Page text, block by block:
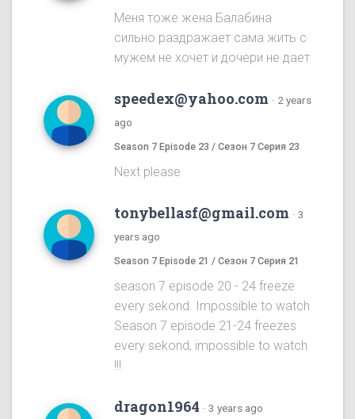
Меня тоже жена Балабина
сильно раздражает сама жить с
мужем не хочет и дочери не дает
speedex@yahoo.com · 2 years
ago
Season 7 Episode 23 / Сезон 7 Серия 23
Next please
tonybellasf@gmail.com · 3
years ago
Season 7 Episode 21 / Сезон 7 Серия 21
season 7 episode 20 - 24 freeze
every sekond. Impossible to watch
Season 7 episode 21-24 freezes
every sekond, impossible to watch
!!!
dragon1964 · 3 years ago